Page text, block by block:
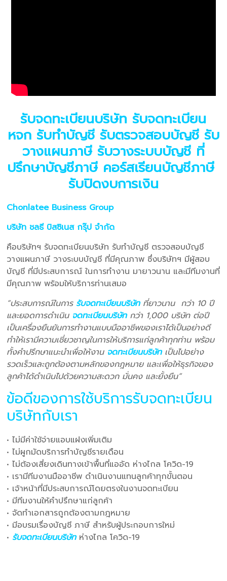
รับจดทะเบียนบริษัท รับจดทะเบียน
หจก รับทำบัญชี รับตรวจสอบบัญชี รับ
วางแผนภาษี รับวางระบบบัญชี ที่
ปรึกษาบัญชีภาษี คอร์สเรียนบัญชีภาษี
รับปิดงบการเงิน
Chonlatee Business Group
บริษัท ชลธี บิสซิเนส กรุ๊ป จำกัด
คือบริษัทฯ รับจดทะเบียนบริษัท รับทำบัญชี ตรวจสอบบัญชี
วางแผนภาษี วางระบบบัญชี ที่มีคุณภาพ ซึ่งบริษัทฯ มีผู้สอบ
บัญชี ที่มีประสบการณ์ ในการทำงาน มายาวนาน และมีทีมงานที่
มีคุณภาพ พร้อมให้บริการท่านเสมอ
“ประสบการณ์ในการ รับจดทะเบียนบริษัท ที่ยาวนาน กว่า 10 ปี
และยอดการดำเนิน จดทะเบียนบริษัท กว่า 1,000 บริษัท ต่อปี
เป็นเครื่องยืนยันการทำงานแบบมืออาชีพของเราได้เป็นอย่างดี
ทำให้เรามีความเชี่ยวชาญในการให้บริการแก่ลูกค้าทุกท่าน พร้อม
ทั้งคำปรึกษาแนะนำเพื่อให้งาน จดทะเบียนบริษัทเป็นไปอย่าง
รวดเร็วและถูกต้องตามหลักของกฎหมาย และเพื่อให้ธุรกิจของ
ลูกค้าได้ดำเนินไปด้วยความสะดวก มั่นคง และยั้งยืน”
ข้อดีของการใช้บริการรับจดทะเบียน
บริษัทกับเรา
• ไม่มีค่าใช้จ่ายแอบแฝงเพิ่มเติม
• ไม่ผูกมัดบริการทำบัญชีรายเดือน
• ไม่ต้องเสี่ยงเดินทางเข้าพื้นที่แออัด ห่างไกล โควิด-19
• เรามีทีมงานมืออาชีพ ดำเนินงานแทนลูกค้าทุกขั้นตอน
• เจ้าหน้าที่มีประสบการณ์โดยตรงในงานจดทะเบียน
• มีทีมงานให้คำปรึกษาแก่ลูกค้า
• จัดทำเอกสารถูกต้องตามกฎหมาย
• มีอบรมเรื่องบัญชี ภาษี สำหรับผู้ประกอบการใหม่
• รับจดทะเบียนบริษัทห่างไกล โควิด-19